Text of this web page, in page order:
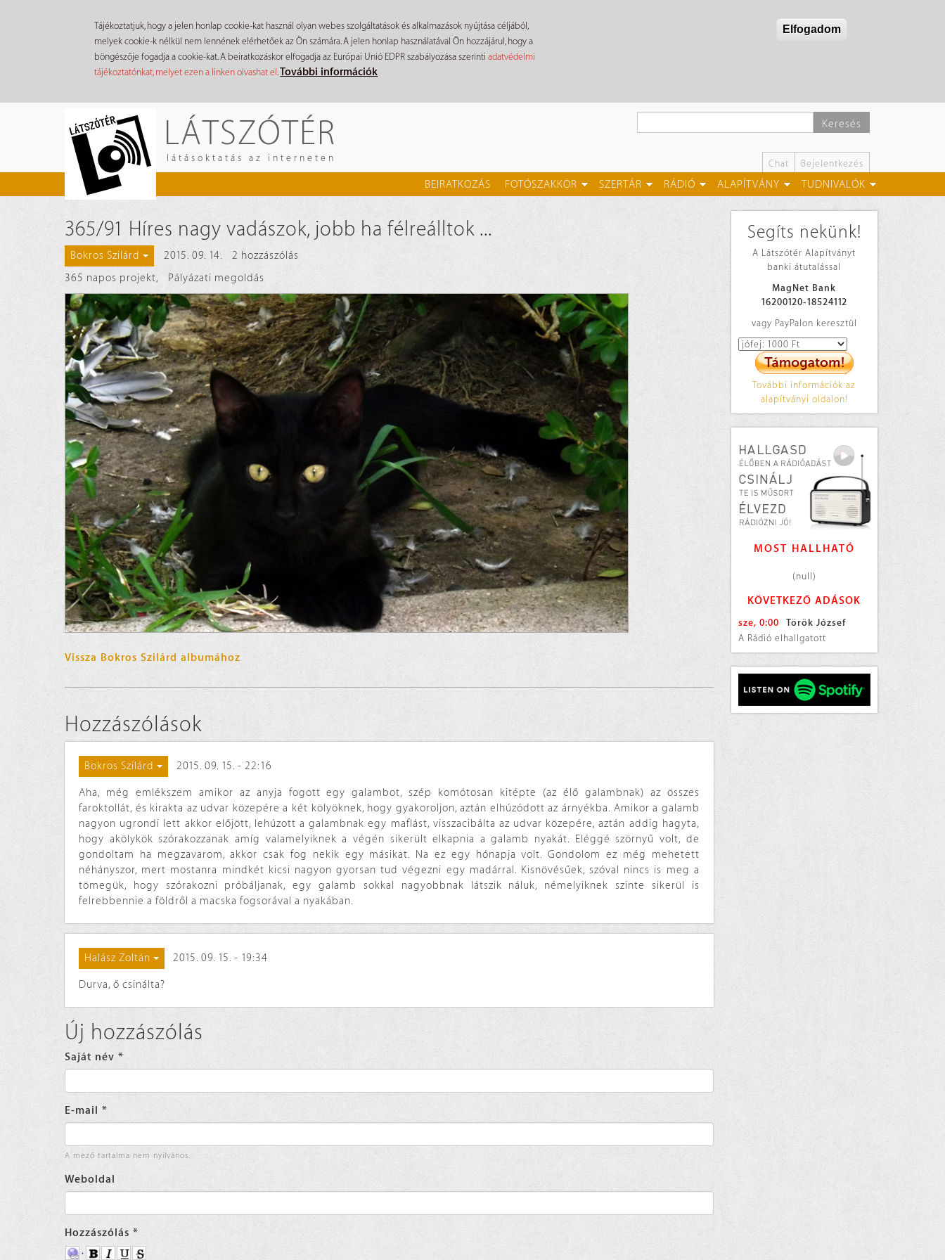
Tájékoztatjuk, hogy a jelen honlap cookie-kat használ olyan webes szolgáltatások és alkalmazások nyújtása céljából,
melyek cookie-k nélkül nem lennének elérhetőek az Ön számára. A jelen honlap használatával Ön hozzájárul, hogy a
böngészője fogadja a cookie-kat. A beiratkozáskor elfogadja az Európai Unió EDPR szabályozása szerintiadatvédelmi
tájékoztatónkat, melyet ezen a linken olvashat el.További információk
Elfogadom
LÁTSZÓTÉR
látásoktatás az interneten
Keresés
Chat Bejelentkezés
BEIRATKOZÁS FOTÓSZAKKÖR SZERTÁR RÁDIÓ ALAPÍTVÁNY TUDNIVALÓK
365/91 Híres nagy vadászok, jobb ha félreálltok ...
Bokros Szilárd 2015. 09. 14.
2 hozzászólás
365 napos projekt, Pályázati megoldás
Vissza Bokros Szilárd albumához
Hozzászólások
Bokros Szilárd 2015. 09. 15. - 22:16
Aha, még emlékszem amikor az anyja fogott egy galambot, szép komótosan kitépte (az élő galambnak) az összes
faroktollát, és kirakta az udvar közepére a két kölyöknek, hogy gyakoroljon, aztán elhúzódott az árnyékba. Amikor a galamb
nagyon ugrondi lett akkor előjött, lehúzott a galambnak egy maflást, visszacibálta az udvar közepére, aztán addig hagyta,
hogy akölykök szórakozzanak amíg valamelyiknek a végén sikerült elkapnia a galamb nyakát. Eléggé szörnyű volt, de
gondoltam ha megzavarom, akkor csak fog nekik egy másikat. Na ez egy hónapja volt. Gondolom ez még mehetett
néhányszor, mert mostanra mindkét kicsi nagyon gyorsan tud végezni egy madárral. Kisnövésűek, szóval nincs is meg a
tömegük, hogy szórakozni próbáljanak, egy galamb sokkal nagyobbnak látszik náluk, némelyiknek szinte sikerül is
felrebbennie a földről a macska fogsorával a nyakában.
Halász Zoltán 2015. 09. 15. - 19:34
Durva, ő csinálta?
Új hozzászólás
Saját név *
E-mail *
A mező tartalma nem nyilvános.
Weboldal
Hozzászólás *
Segíts nekünk!
A Látszótér Alapítványt
banki átutalással
MagNet Bank
16200120-18524112
vagy PayPalon keresztül
További információk az
alapítványi oldalon!
MOST HALLHATÓ
(null)
KÖVETKEZŐ ADÁSOK
sze, 0:00
Török József
A Rádió elhallgatott